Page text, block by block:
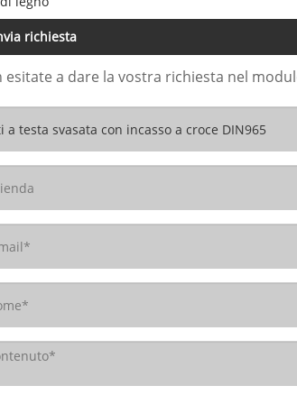
richiesta
esitate a dare la vostra richiesta nel